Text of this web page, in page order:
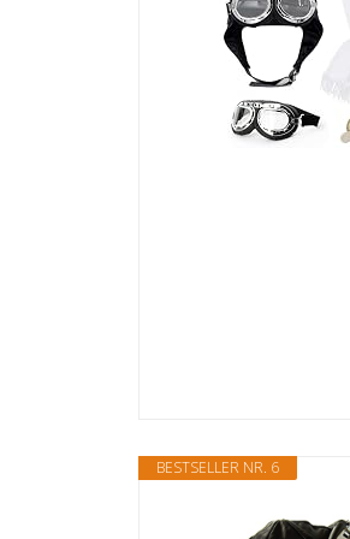
BESTSELLER NR. 6